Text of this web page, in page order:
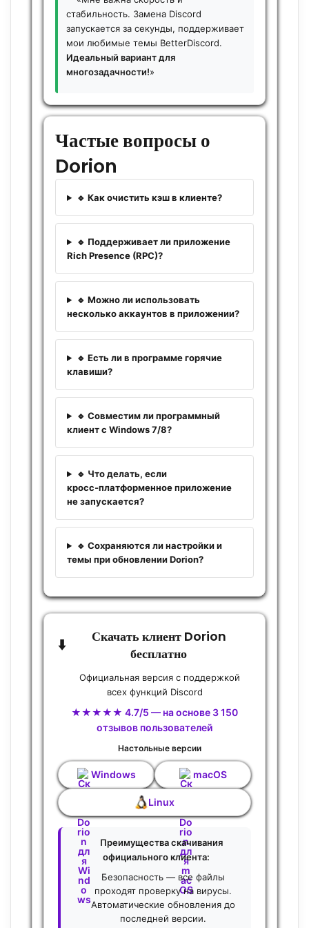
стабильность. Замена Discord
запускается за секунды, поддерживает
мои любимые темы BetterDiscord.
Идеальный вариант для
многозадачности!»
Частые вопросы о
Dorion
🔹 Как очистить кэш в клиенте?
🔹 Поддерживает ли приложение
Rich Presence (RPC)?
🔹 Можно ли использовать
несколько аккаунтов в приложении?
🔹 Есть ли в программе горячие
клавиши?
🔹 Совместим ли программный
клиент с Windows 7/8?
🔹 Что делать, если
кросс‑платформенное приложение
не запускается?
🔹 Сохраняются ли настройки и
темы при обновлении Dorion?
⬇️
Скачать клиент Dorion
бесплатно
Официальная версия с поддержкой
всех функций Discord
★★★★★ 4.7/5 — на основе 3 150
отзывов пользователей
Настольные версии
Windows macOS
Linux
Преимущества скачивания
официального клиента:
Безопасность — все файлы
проходят проверку на вирусы.
Автоматические обновления до
последней версии.